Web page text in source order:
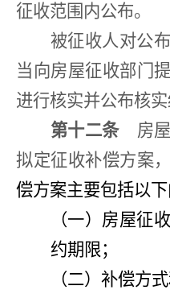
征收范围内公布。
被征收人对公
当向房屋征收部门
进行核实并公布核实
第十二条
房
拟定征收补偿方案
偿方案主要包括以下
（一）房屋征
约期限；
（二）补偿方